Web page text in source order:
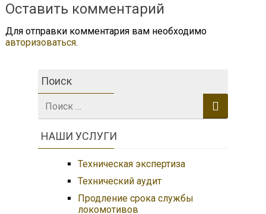
Оставить комментарий
Для отправки комментария вам необходимо
авторизоваться.
Поиск
НАШИ УСЛУГИ
Техническая экспертиза
Технический аудит
Продление срока службы
локомотивов